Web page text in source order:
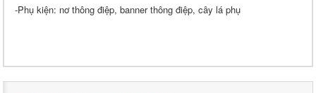
-Phụ kiện: nơ thông điệp, banner thông điệp, cây lá phụ